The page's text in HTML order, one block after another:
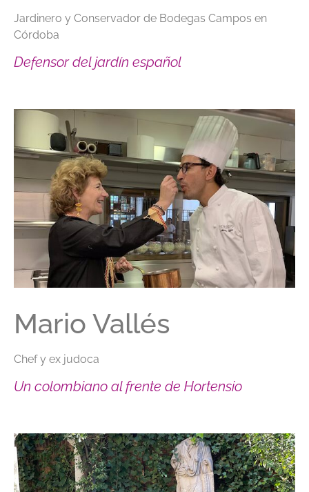
Jardinero y Conservador de Bodegas Campos en
Córdoba
Defensor del jardín español
Mario Vallés
Chef y ex judoca
Un colombiano al frente de Hortensio